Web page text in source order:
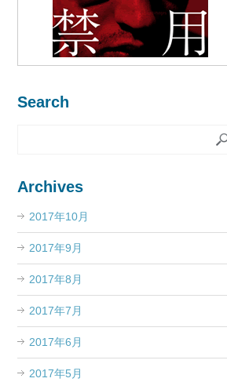
Search
Archives
2017年10月
2017年9月
2017年8月
2017年7月
2017年6月
2017年5月